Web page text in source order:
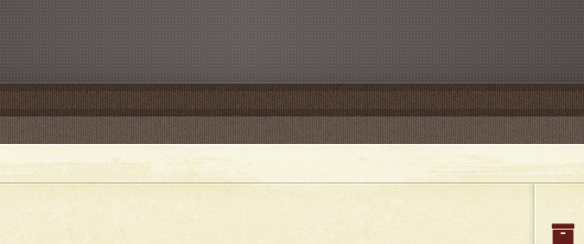
Do MB Nieustającej Pomocy